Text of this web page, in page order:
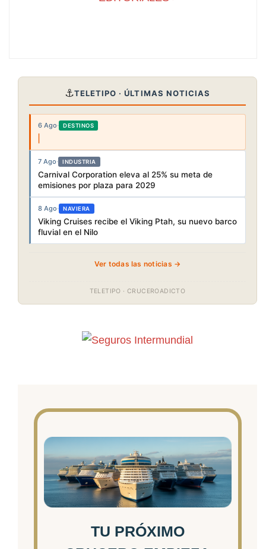
⚓TELETIPO · ÚLTIMAS NOTICIAS
6 Ago· DESTINOS
7 Ago· INDUSTRIA
Carnival Corporation eleva al 25% su meta de
emisiones por plaza para 2029
8 Ago· NAVIERA
Viking Cruises recibe el Viking Ptah, su nuevo barco
fluvial en el Nilo
Ver todas las noticias →
TELETIPO · CRUCEROADICTO